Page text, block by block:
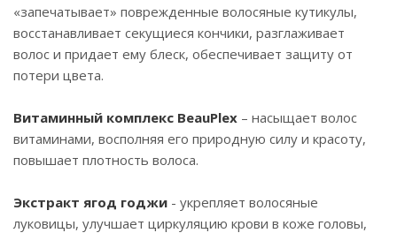
«запечатывает» поврежденные волосяные кутикулы,
восстанавливает секущиеся кончики, разглаживает
волос и придает ему блеск, обеспечивает защиту от
потери цвета.
Витаминный комплекс BeauPlex – насыщает волос
витаминами, восполняя его природную силу и красоту,
повышает плотность волоса.
Экстракт ягод годжи - укрепляет волосяные
луковицы, улучшает циркуляцию крови в коже головы,